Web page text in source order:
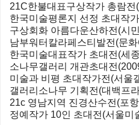
21C한불대표구상작가 총람전
한국미술평론지 선정 초대작
구상회화 아름다운산하전(시
남부워터칼라페스티발전(문
한국미술대표작가 초대전(세
소나무갤러리 개관초대전
미술과 비평 초대작가전(서울
갤러리소나무 기획전(대백프
21c 영남지역 진경산수전(포
정예작가 10인 초대전(서울미